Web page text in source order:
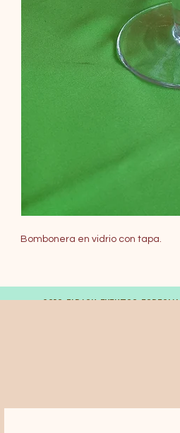
Bombonera en vidrio con tapa.
© 2019 FARAON EVENTOS